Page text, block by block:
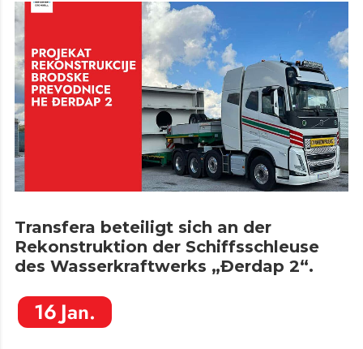
Transfera beteiligt sich an der
Rekonstruktion der Schiffsschleuse
des Wasserkraftwerks „Đerdap 2“.
16Jan.